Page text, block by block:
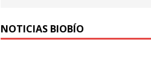
NOTICIAS BIOBÍO